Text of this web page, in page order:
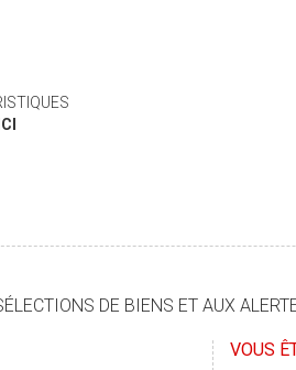
ICI
DE BIENS ET AUX
VOUS